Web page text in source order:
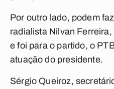
Por outro lado, podem
radialista Nilvan
e foi para o partido, o
atuação do presidente.
Sérgio Queiroz,